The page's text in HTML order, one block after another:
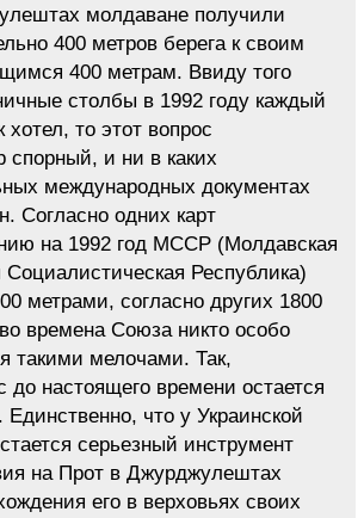
молдаване получили
400 метров берега к своим
400 метрам. Ввиду того
столбы в 1992 году каждый
хотел, то этот вопрос
спорный, и ни в каких
международных документах
Согласно одних карт
на 1992 год МССР (Молдавская
Социалистическая Республика)
метрами, согласно других 1800
времена Союза никто особо
такими мелочами. Так,
до настоящего времени остается
что у Украинской
серьезный инструмент
на Прот в Джурджулештах
его в верховьях своих